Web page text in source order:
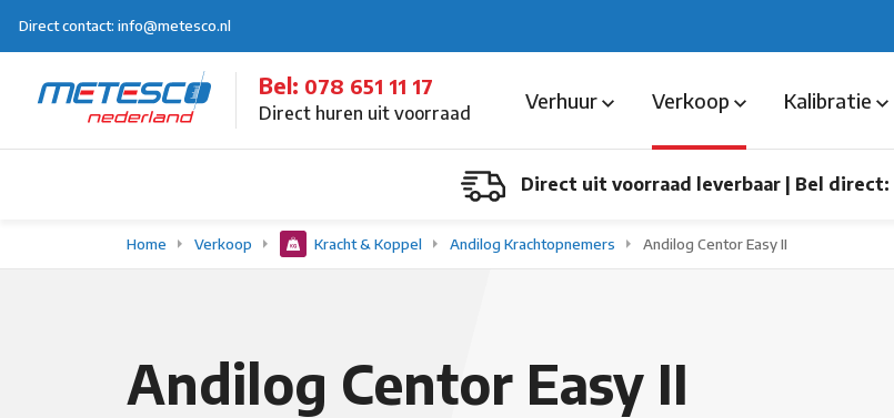
Direct contact: info@metesco.nl
Bel: 078 651 11 17
Direct huren uit voorraad Verhuur Verkoop Kalibratie
Direct uit voorraad leverbaar Bel direct:
Home Verkoop Kracht & Koppel Andilog Krachtopnemers Andilog Centor Easy II
Andilog Centor Easy II